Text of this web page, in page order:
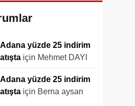
yüzde 25 indirim
için Mehmet DAYI
yüzde 25 indirim
için Berna aysan